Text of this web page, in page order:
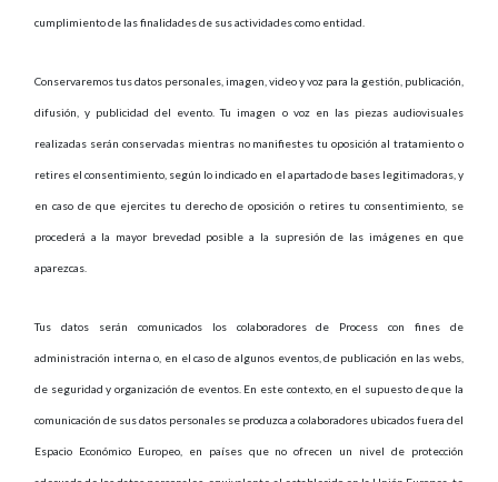
cumplimiento de las finalidades de sus actividades como entidad.
Conservaremos tus datos personales, imagen, video y voz para la gestión, publicación,
difusión, y publicidad del evento. Tu imagen o voz en las piezas audiovisuales
realizadas serán conservadas mientras no manifiestes tu oposición al tratamiento o
retires el consentimiento, según lo indicado en el apartado de bases legitimadoras, y
en caso de que ejercites tu derecho de oposición o retires tu consentimiento, se
procederá a la mayor brevedad posible a la supresión de las imágenes en que
aparezcas.
Tus datos serán comunicados los colaboradores de Process con fines de
administración interna o, en el caso de algunos eventos, de publicación en las webs,
de seguridad y organización de eventos. En este contexto, en el supuesto de que la
comunicación de sus datos personales se produzca a colaboradores ubicados fuera del
Espacio Económico Europeo, en países que no ofrecen un nivel de protección